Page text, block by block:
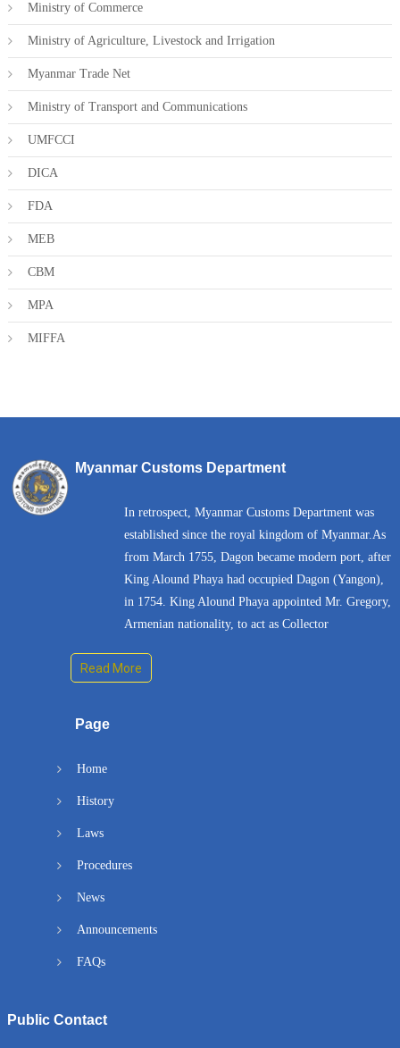
Ministry of Commerce
Ministry of Agriculture, Livestock and Irrigation
Myanmar Trade Net
Ministry of Transport and Communications
UMFCCI
DICA
FDA
MEB
CBM
MPA
MIFFA
Myanmar Customs Department
In retrospect, Myanmar Customs Department was
established since the royal kingdom of Myanmar.As
from March 1755, Dagon became modern port, after
King Alound Phaya had occupied Dagon (Yangon),
in 1754. King Alound Phaya appointed Mr. Gregory,
Armenian nationality, to act as Collector
Read More
Page
Home
History
Laws
Procedures
News
Announcements
FAQs
Public Contact